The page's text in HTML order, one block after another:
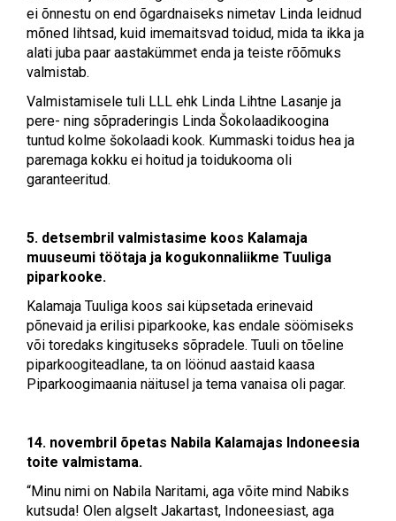
ei õnnestu on end õgardnaiseks nimetav Linda leidnud
mõned lihtsad, kuid imemaitsvad toidud, mida ta ikka ja
alati juba paar aastakümmet enda ja teiste rõõmuks
valmistab.
Valmistamisele tuli LLL ehk Linda Lihtne Lasanje ja
pere- ning sõpraderingis Linda Šokolaadikoogina
tuntud kolme šokolaadi kook. Kummaski toidus hea ja
paremaga kokku ei hoitud ja toidukooma oli
garanteeritud.
5. detsembril valmistasime koos Kalamaja
muuseumi töötaja ja kogukonnaliikme Tuuliga
piparkooke.
Kalamaja Tuuliga koos sai küpsetada erinevaid
põnevaid ja erilisi piparkooke, kas endale söömiseks
või toredaks kingituseks sõpradele. Tuuli on tõeline
piparkoogiteadlane, ta on löönud aastaid kaasa
Piparkoogimaania näitusel ja tema vanaisa oli pagar.
14. novembril õpetas Nabila Kalamajas Indoneesia
toite valmistama.
“Minu nimi on Nabila Naritami, aga võite mind Nabiks
kutsuda! Olen algselt Jakartast, Indoneesiast, aga